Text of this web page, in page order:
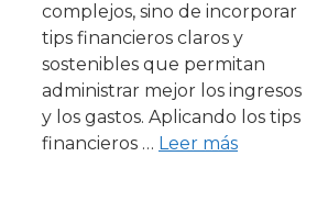
complejos, sino de incorporar
tips financieros claros y
sostenibles que permitan
administrar mejor los ingresos
y los gastos. Aplicando los tips
financieros … Leer más